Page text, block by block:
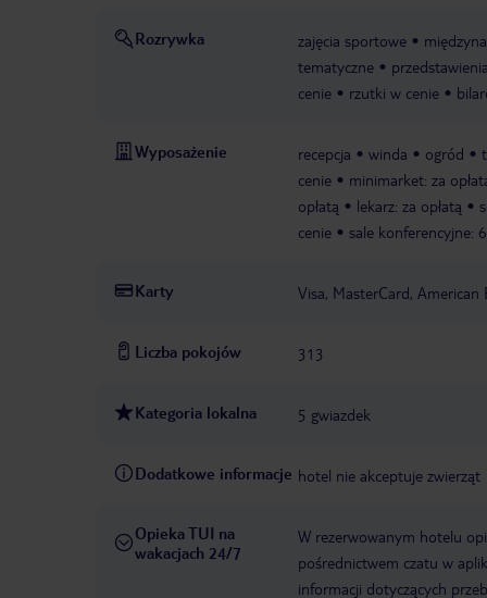
Rozrywka zajęcia sportowe
tematyczne
przedstawienia
cenie
rzutki w cenie
Wyposażenie recepcja winda ogród
cenie
minimarket: za
opłatą
lekarz: za opłatą
cenie
sale konferencyjne: 6
Karty Visa, MasterCard, American
Liczba pokojów 313
Kategoria lokalna 5 gwiazdek
Dodatkowe informacje hotel nie akceptuje zwierząt
Opieka TUI na
wakacjach 24/7
W rezerwowanym hotelu
pośrednictwem czatu w
informacji dotyczących